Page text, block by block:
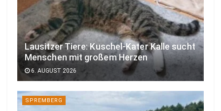
Lausitzer Tiere: Kuschel-Kater Kalle sucht
Menschen mit großem Herzen
6. AUGUST 2026
SPREMBERG